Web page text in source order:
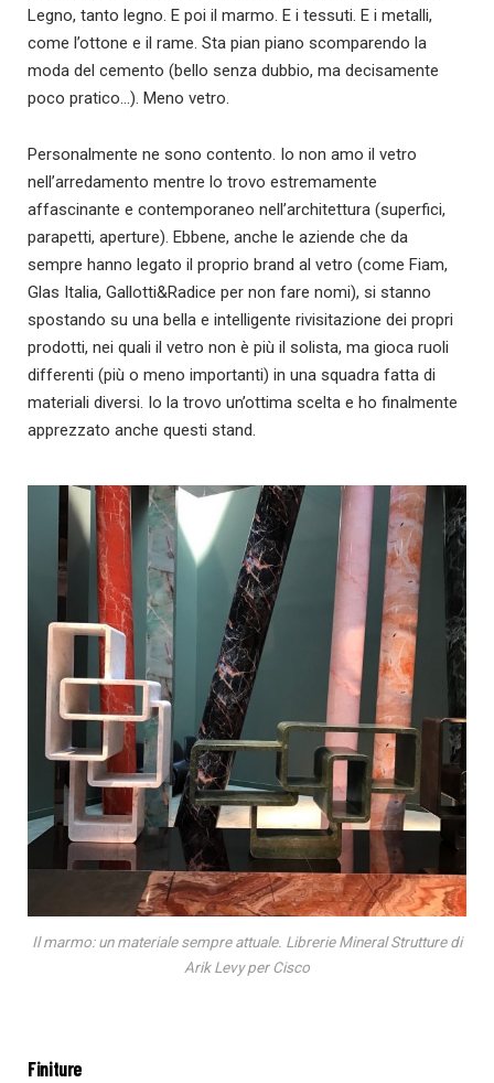
Legno, tanto legno. E poi il marmo. E i tessuti. E i metalli,
come l’ottone e il rame. Sta pian piano scomparendo la
moda del cemento (bello senza dubbio, ma decisamente
poco pratico…). Meno vetro.
Personalmente ne sono contento. Io non amo il vetro
nell’arredamento mentre lo trovo estremamente
affascinante e contemporaneo nell’architettura (superfici,
parapetti, aperture). Ebbene, anche le aziende che da
sempre hanno legato il proprio brand al vetro (come Fiam,
Glas Italia, Gallotti&Radice per non fare nomi), si stanno
spostando su una bella e intelligente rivisitazione dei propri
prodotti, nei quali il vetro non è più il solista, ma gioca ruoli
differenti (più o meno importanti) in una squadra fatta di
materiali diversi. Io la trovo un’ottima scelta e ho finalmente
apprezzato anche questi stand.
Il marmo: un materiale sempre attuale. Librerie Mineral Strutture di
Arik Levy per Cisco
Finiture